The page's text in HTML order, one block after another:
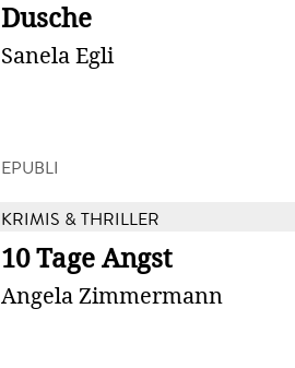
Dusche
Sanela Egli
EPUBLI
KRIMIS & THRILLER
10 Tage Angst
Angela Zimmermann